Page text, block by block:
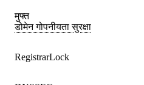
डोमेन गोपनीयता सुरक्षा
मुफ्त
RegistrarLock